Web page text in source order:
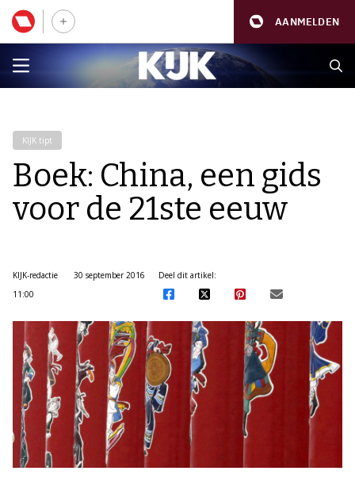
AANMELDEN
KIJK tipt
Boek: China, een gids
voor de 21ste eeuw
KIJK-redactie
30 september 2016
11:00
Deel dit artikel: